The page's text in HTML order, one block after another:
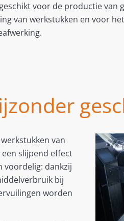
voor de productie van
van werkstukken en voor
van
slijpend effect
voordelig: dankzij
bij
worden